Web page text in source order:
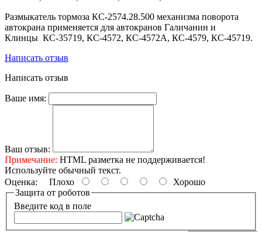
Размыкатель тормоза КС-2574.28.500 механизма поворота
автокрана применяется для автокранов Галичанин и
Клинцы КС-35719, КС-4572, КС-4572А, КС-4579, КС-45719.
Написать отзыв
Написать отзыв
Ваше имя:
Ваш отзыв:
Примечание: HTML разметка не поддерживается!
Используйте обычный текст.
Оценка: Плохо
Хорошо
Защита от роботов
Введите код в поле